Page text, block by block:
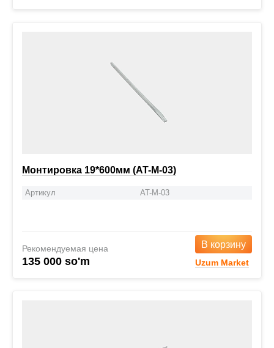
Монтировка 19*600мм (AT-M-03)
Артикул AT-M-03
Рекомендуемая цена
135 000 so'm
В корзину
Uzum Market